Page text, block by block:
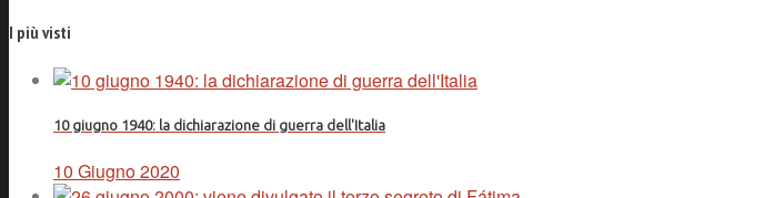
I più visti
10 giugno 1940: la dichiarazione di guerra dell'Italia
10 Giugno 2020